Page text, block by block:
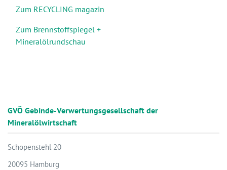
Zum RECYCLING magazin
Zum Brennstoffspiegel +
Mineralölrundschau
GVÖ Gebinde-Verwertungsgesellschaft der
Mineralölwirtschaft
Schopenstehl 20
20095 Hamburg